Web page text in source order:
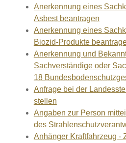
Anerkennung eines
Asbest beantragen
Anerkennung eines
Biozid-Produkte
Anerkennung und
Sachverständige oder
18
Anfrage bei der
stellen
Angaben zur Person
des
Anhänger Kraftfahrzeug -